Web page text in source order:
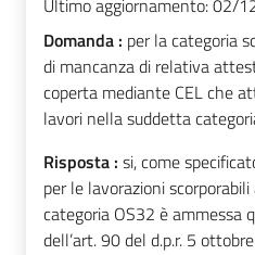
Ultimo aggiornamento:02/
Domanda : per la categoria
di mancanza di relativa
coperta mediante CEL che
lavori nella suddetta
Risposta : si, come
per le lavorazioni
categoria OS32 è ammessa
dell’art. 90 del d.p.r. 5